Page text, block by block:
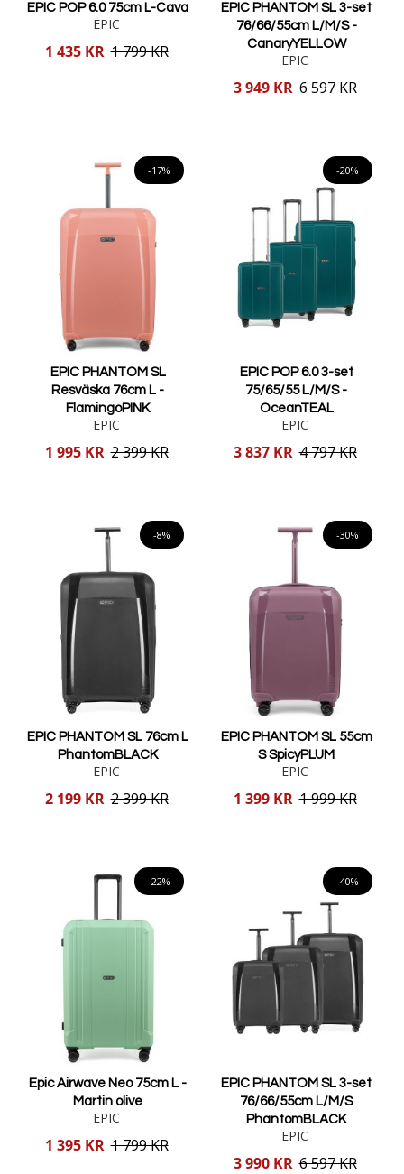
EPIC POP 6.0 75cm L-Cava
EPIC
Reducerat
1 435 KR 1 799 KR
EPIC PHANTOM SL 3-set
76/66/55cm L/M/S -
CanaryYELLOW
EPIC
Reducerat
3 949 KR 6 597 KR
-17%
EPIC PHANTOM SL
Resväska 76cm L -
FlamingoPINK
EPIC
Reducerat
1 995 KR 2 399 KR
-20%
EPIC POP 6.0 3-set
75/65/55 L/M/S -
OceanTEAL
EPIC
Reducerat
3 837 KR 4 797 KR
-8%
EPIC PHANTOM SL 76cm L
PhantomBLACK
EPIC
Reducerat
2 199 KR 2 399 KR
-30%
EPIC PHANTOM SL 55cm
S SpicyPLUM
EPIC
Reducerat
1 399 KR 1 999 KR
-22%
Epic Airwave Neo 75cm L -
Martin olive
EPIC
Reducerat
1 395 KR 1 799 KR
-40%
EPIC PHANTOM SL 3-set
76/66/55cm L/M/S
PhantomBLACK
EPIC
Reducerat
3 990 KR 6 597 KR